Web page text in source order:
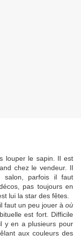
louper le sapin. Il est
chez le vendeur. Il
salon, parfois il faut
pas toujours en
lui la star des fêtes.
faut un peu jouer à où
est fort. Difficile
y en a plusieurs pour
aux couleurs des